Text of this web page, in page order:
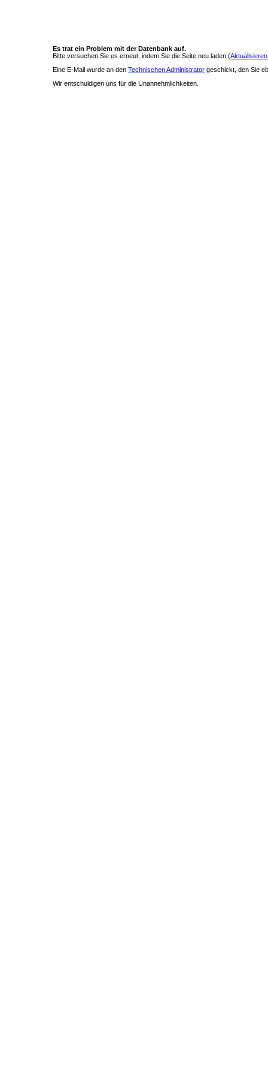
Es trat ein Problem mit der Datenbank auf.
Bitte versuchen Sie es erneut, indem Sie die Seite neu laden (
Eine E-Mail wurde an den Technischen Administrator geschickt, den Sie
Wir entschuldigen uns für die Unannehmlichkeiten.